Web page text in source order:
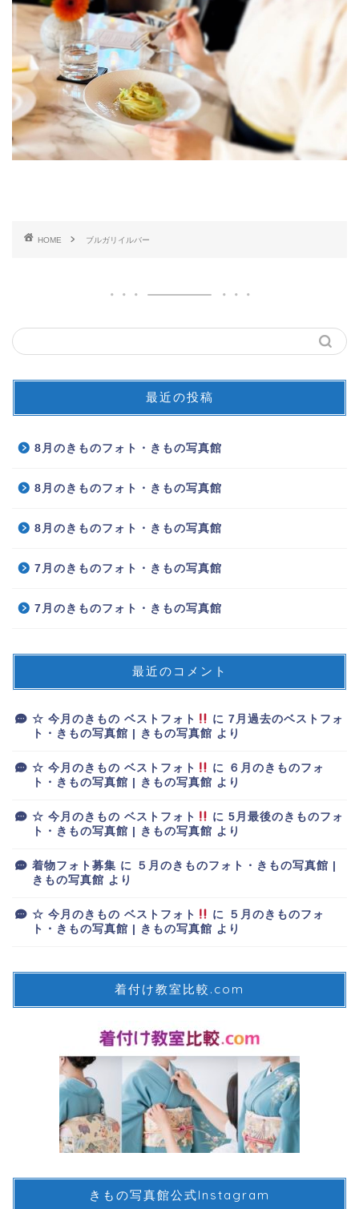
HOME ブルガリイルバー
最近の投稿
8月のきものフォト・きもの写真館
8月のきものフォト・きもの写真館
8月のきものフォト・きもの写真館
7月のきものフォト・きもの写真館
7月のきものフォト・きもの写真館
最近のコメント
☆ 今月のきもの ベストフォト に7月過去のベストフォ
ト・きもの写真館 | きもの写真館 より
☆ 今月のきもの ベストフォト に
６月のきものフォ
ト・きもの写真館 | きもの写真館 より
☆ 今月のきもの ベストフォト に5月最後のきものフォ
ト・きもの写真館 | きもの写真館 より
着物フォト募集 に
５月のきものフォト・きもの写真館 |
きもの写真館 より
☆ 今月のきもの ベストフォト に
５月のきものフォ
ト・きもの写真館 | きもの写真館 より
着付け教室比較.com
きもの写真館公式Instagram